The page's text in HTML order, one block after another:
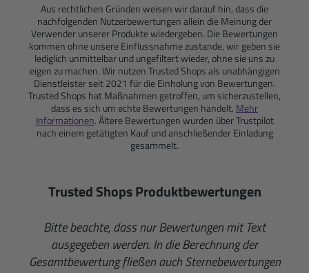
Aus rechtlichen Gründen weisen wir darauf hin, dass die
nachfolgenden Nutzerbewertungen allein die Meinung der
Verwender unserer Produkte wiedergeben. Die Bewertungen
kommen ohne unsere Einflussnahme zustande, wir geben sie
lediglich unmittelbar und ungefiltert wieder, ohne sie uns zu
eigen zu machen. Wir nutzen Trusted Shops als unabhängigen
Dienstleister seit 2021 für die Einholung von Bewertungen.
Trusted Shops hat Maßnahmen getroffen, um sicherzustellen,
dass es sich um echte Bewertungen handelt. Mehr
Informationen. Ältere Bewertungen wurden über Trustpilot
nach einem getätigten Kauf und anschließender Einladung
gesammelt.
Trusted Shops Produktbewertungen
Bitte beachte, dass nur Bewertungen mit Text
ausgegeben werden. In die Berechnung der
Gesamtbewertung fließen auch Sternebewertungen